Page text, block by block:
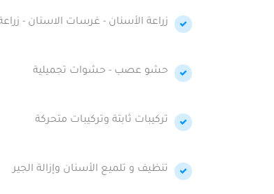
زراعة الأسنان - غرسات الاسنان -
حشو عصب - حشوات تجميلية
تركيبات ثابتة وتركيبات متحركة
تنظيف و تلميع الأسنان وإزالة الجير